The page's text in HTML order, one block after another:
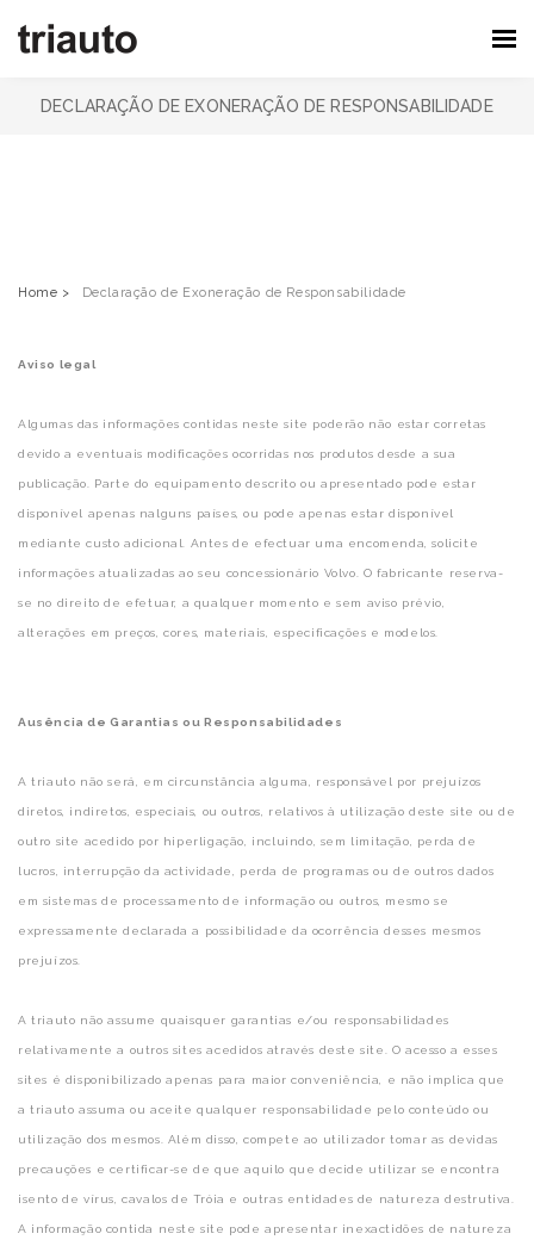
DECLARAÇÃO DE EXONERAÇÃO DE RESPONSABILIDADE
Home > Declaração de Exoneração de Responsabilidade
Aviso legal
Algumas das informações contidas neste site poderão não estar corretas
devido a eventuais modificações ocorridas nos produtos desde a sua
publicação. Parte do equipamento descrito ou apresentado pode estar
disponível apenas nalguns países, ou pode apenas estar disponível
mediante custo adicional. Antes de efectuar uma encomenda, solicite
informações atualizadas ao seu concessionário Volvo. O fabricante reserva-
se no direito de efetuar, a qualquer momento e sem aviso prévio,
alterações em preços, cores, materiais, especificações e modelos.
Ausência de Garantias ou Responsabilidades
A triauto não será, em circunstância alguma, responsável por prejuízos
diretos, indiretos, especiais, ou outros, relativos à utilização deste site ou de
outro site acedido por hiperligação, incluindo, sem limitação, perda de
lucros, interrupção da actividade, perda de programas ou de outros dados
em sistemas de processamento de informação ou outros, mesmo se
expressamente declarada a possibilidade da ocorrência desses mesmos
prejuízos.
A triauto não assume quaisquer garantias e/ou responsabilidades
relativamente a outros sites acedidos através deste site. O acesso a esses
sites é disponibilizado apenas para maior conveniência, e não implica que
a triauto assuma ou aceite qualquer responsabilidade pelo conteúdo ou
utilização dos mesmos. Além disso, compete ao utilizador tomar as devidas
precauções e certificar-se de que aquilo que decide utilizar se encontra
isento de vírus, cavalos de Tróia e outras entidades de natureza destrutiva.
A informação contida neste site pode apresentar inexactidões de natureza